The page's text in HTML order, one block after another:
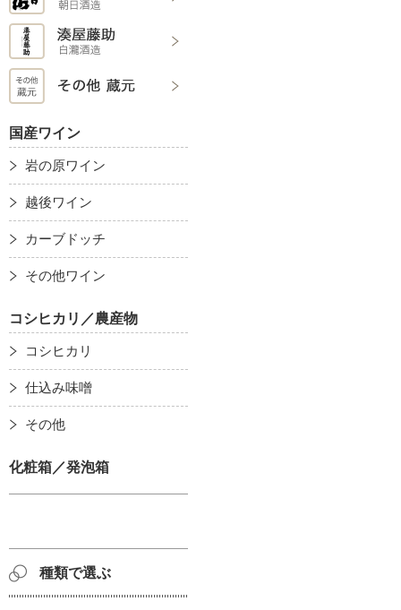
国産ワイン
岩の原ワイン
越後ワイン
カーブドッチ
その他ワイン
コシヒカリ／農産物
コシヒカリ
仕込み味噌
その他
化粧箱／発泡箱
種類で選ぶ